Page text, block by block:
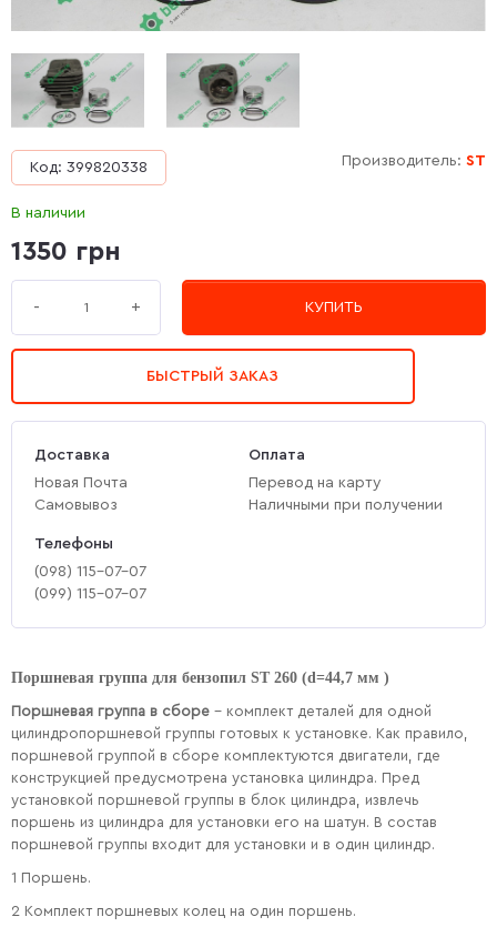
Производитель: ST
Код: 399820338
В наличии
1350 грн
- + КУПИТЬ
БЫСТРЫЙ ЗАКАЗ
Доставка
Новая Почта
Самовывоз
Оплата
Перевод на карту
Наличными при получении
Телефоны
(‎098) 115-07-07
(‎099) 115-07-07
Поршневая группа для бензопил ST 260 (d=44,7 мм )
Поршневая группа в сборе – комплект деталей для одной
цилиндропоршневой группы готовых к установке. Как правило,
поршневой группой в сборе комплектуются двигатели, где
конструкцией предусмотрена установка цилиндра. Пред
установкой поршневой группы в блок цилиндра, извлечь
поршень из цилиндра для установки его на шатун. В состав
поршневой группы входит для установки и в один цилиндр.
1 Поршень.
2 Комплект поршневых колец на один поршень.